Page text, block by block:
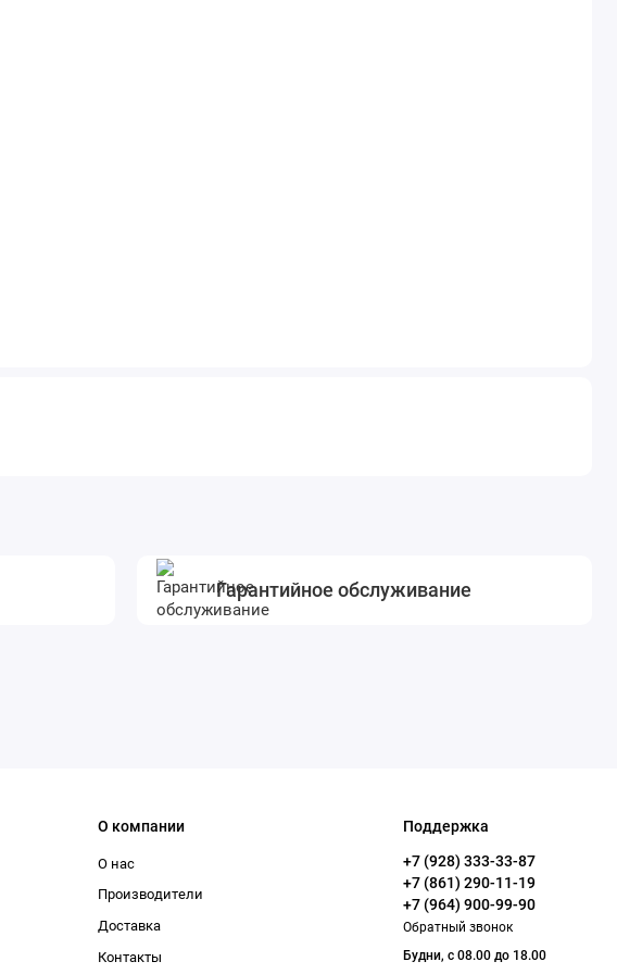
Гарантийное обслуживание
О компании
О нас
Производители
Доставка
Контакты
Поддержка
+7 (928) 333-33-87
+7 (861) 290-11-19
+7 (964) 900-99-90
Обратный звонок
Будни, с 08.00 до 18.00